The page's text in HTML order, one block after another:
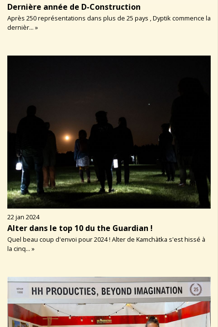
Dernière année de D-Construction
Après 250 représentations dans plus de 25 pays , Dyptik commence la
dernièr... »
22 jan 2024
Alter dans le top 10 du the Guardian !
Quel beau coup d'envoi pour 2024 ! Alter de Kamchàtka s'est hissé à
la cinq... »